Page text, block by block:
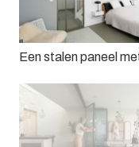
Een stalen paneel